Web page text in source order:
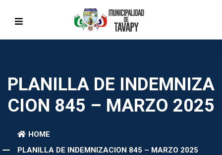
PLANILLA DE INDEMNIZA
CION 845 – MARZO 2025
HOME
PLANILLA DE INDEMNIZACION 845 – MARZO 2025